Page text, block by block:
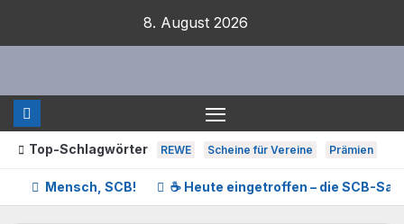
8. August 2026
Top-Schlagwörter REWE Scheine für Vereine Prämien
Mensch, SCB! ☕ Heute eingetroffen – die SCB-